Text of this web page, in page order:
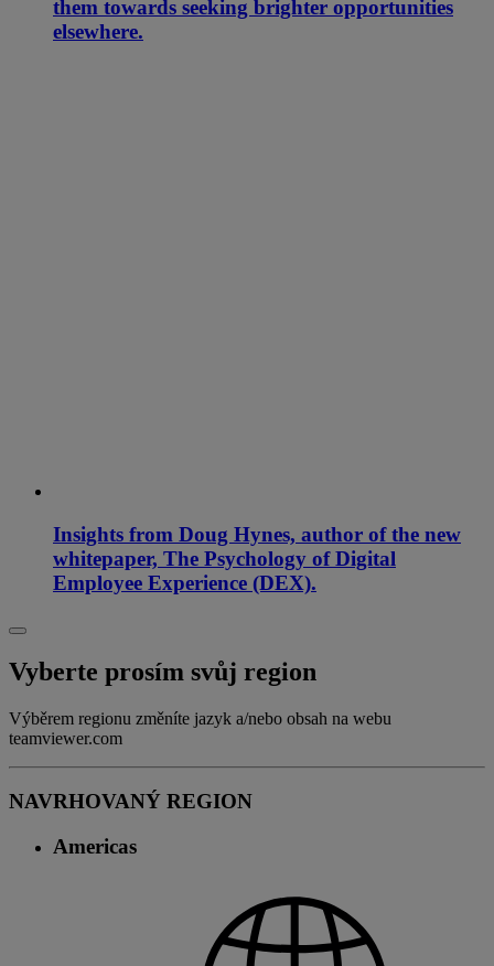
them towards seeking brighter opportunities
elsewhere.
Insights from Doug Hynes, author of the new
whitepaper, The Psychology of Digital
Employee Experience (DEX).
Vyberte prosím svůj region
Výběrem regionu změníte jazyk a/nebo obsah na webu
teamviewer.com
NAVRHOVANÝ REGION
Americas